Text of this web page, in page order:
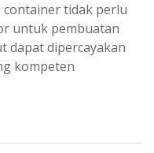
tidak perlu
untuk pembuatan
dapat dipercayakan
kompeten